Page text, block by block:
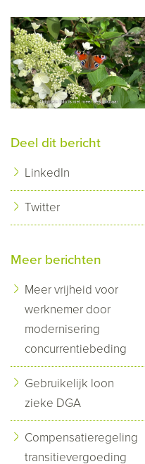
Deel dit bericht
LinkedIn
Twitter
Meer berichten
Meer vrijheid voor
werknemer door
modernisering
concurrentiebeding
Gebruikelijk loon
zieke DGA
Compensatieregeling
transitievergoeding